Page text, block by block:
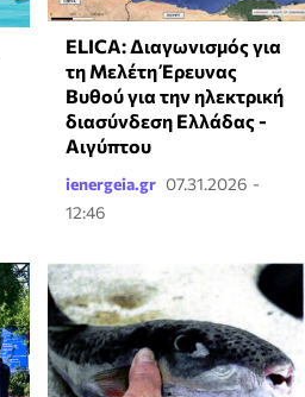
ELICA: Διαγωνισμός για
τη Μελέτη Έρευνας
Βυθού για την ηλεκτρική
διασύνδεση Ελλάδας -
Αιγύπτου
ienergeia.gr 07.31.2026 -
12:46